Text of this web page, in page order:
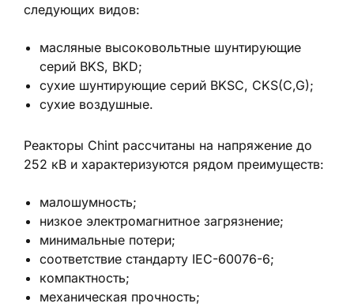
следующих видов:
масляные высоковольтные шунтирующие
серий BKS, BKD;
сухие шунтирующие серий BKSC, CKS(C,G);
сухие воздушные.
Реакторы Chint рассчитаны на напряжение до
252 кВ и характеризуются рядом преимуществ:
малошумность;
низкое электромагнитное загрязнение;
минимальные потери;
соответствие стандарту IEC-60076-6;
компактность;
механическая прочность;